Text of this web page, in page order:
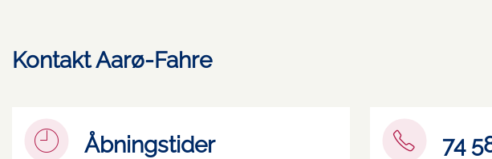
Kontakt Aarø-Fahre
Åbningstider 74